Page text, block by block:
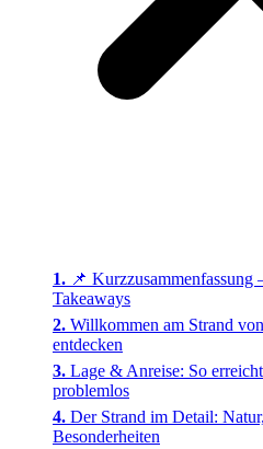
📌
Takeaways
Willkommen am Strand
entdecken
Lage & Anreise: So
problemlos
Der Strand im Detail:
Besonderheiten